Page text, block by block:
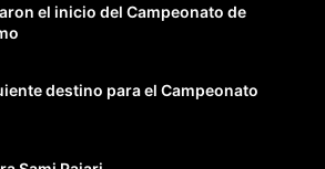
el inicio del Campeonato de
destino para el Campeonato